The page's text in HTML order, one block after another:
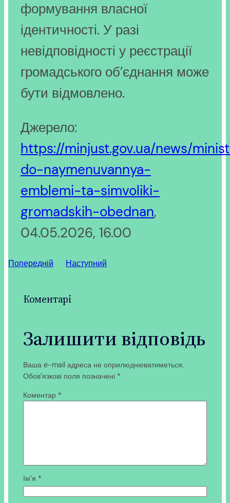
формування власної
ідентичності. У разі
невідповідності у реєстрації
громадського об’єднання може
бути відмовлено.
Джерело:
https://minjust.gov.ua/news/
do-naymenuvannya-
emblemi-ta-simvoliki-
gromadskih-obednan,
04.05.2026, 16.00
Попередній Наступний
Коментарі
Залишити відповідь
Ваша e-mail адреса не оприлюднюватиметься.
Обов’язкові поля позначені *
Коментар *
Ім’я *